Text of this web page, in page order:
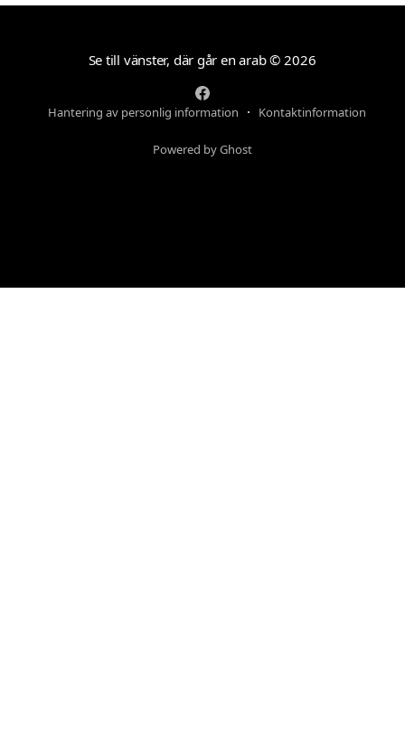
Se till vänster, där går en arab© 2026
Hantering av personlig information Kontaktinformation
Powered by Ghost